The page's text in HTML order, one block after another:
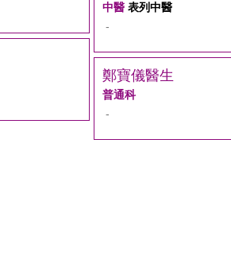
中醫 表列中醫
-
鄭寶儀醫生
普通科
-